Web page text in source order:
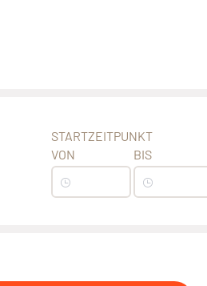
STARTZEITPUNKT
VON
BIS